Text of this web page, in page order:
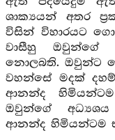
ශාක්‍යයන් අතර
විසින් විහාරයට
වාසීහු ඔවුන්ගේ
නොලබති. ඔවුන්ට
වහන්සේ මදක්
ආනන්ද
ඔවුන්ගේ
ආනන්ද හිමියන්ටම